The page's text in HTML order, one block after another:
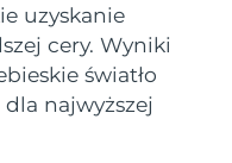
uzyskanie
cery. Wyniki
światło
najwyższej